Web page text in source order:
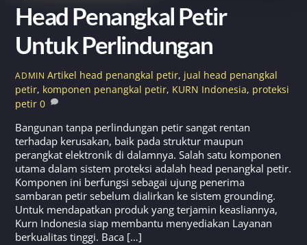
Head Penangkal Petir
Untuk Perlindungan
ADMIN Artikel head penangkal petir, jual head penangkal
petir, komponen penangkal petir, KURN Indonesia, proteksi
petir 0
Bangunan tanpa perlindungan petir sangat rentan
terhadap kerusakan, baik pada struktur maupun
perangkat elektronik di dalamnya. Salah satu komponen
utama dalam sistem proteksi adalah head penangkal petir.
Komponen ini berfungsi sebagai ujung penerima
sambaran petir sebelum dialirkan ke sistem grounding.
Untuk mendapatkan produk yang terjamin keasliannya,
Kurn Indonesia siap membantu menyediakan Layanan
berkualitas tinggi. Baca […]